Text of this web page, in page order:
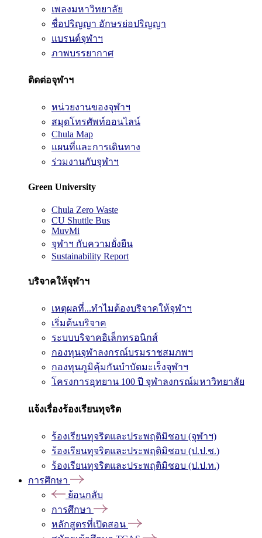
เพลงมหาวิทยาลัย
ชื่อปริญญา อักษรย่อปริญญา
แบรนด์จุฬาฯ
ภาพบรรยากาศ
ติดต่อจุฬาฯ
หน่วยงานของจุฬาฯ
สมุดโทรศัพท์ออนไลน์
Chula Map
แผนที่และการเดินทาง
ร่วมงานกับจุฬาฯ
Green University
Chula Zero Waste
CU Shuttle Bus
MuvMi
จุฬาฯ กับความยั่งยืน
Sustainability Report
บริจาคให้จุฬาฯ
เหตุผลที่...ทำไมต้องบริจาคให้จุฬาฯ
เริ่มต้นบริจาค
ระบบบริจาคอิเล็กทรอนิกส์
กองทุนจุฬาลงกรณ์บรมราชสมภพฯ
กองทุนภูมิคุ้มกันบำบัดมะเร็งจุฬาฯ
โครงการอุทยาน 100 ปี จุฬาลงกรณ์มหาวิทยาลัย
แจ้งเรื่องร้องเรียนทุจริต
ร้องเรียนทุจริตและประพฤติมิชอบ (จุฬาฯ)
ร้องเรียนทุจริตและประพฤติมิชอบ (ป.ป.ช.)
ร้องเรียนทุจริตและประพฤติมิชอบ (ป.ป.ท.)
การศึกษา
ย้อนกลับ
การศึกษา
หลักสูตรที่เปิดสอน